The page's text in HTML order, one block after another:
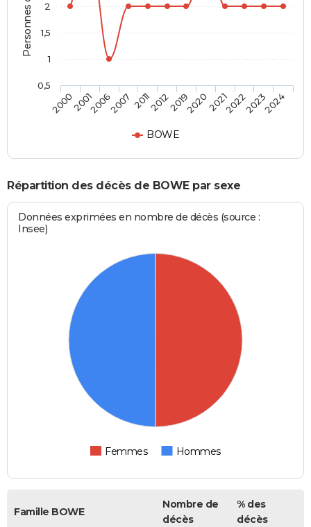
BOWE
2000200120062007 20112012201920202021202220232024
0,5
1
1,5
2
Répartition des décès de BOWE par sexe
Données exprimées en nombre de décès (source :
Insee)
Femmes Hommes
Famille BOWE
Nombre de
décès
% des
décès